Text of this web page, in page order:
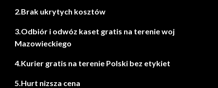
2.Brak ukrytych kosztów
3.Odbiór i odwóz kaset gratis na terenie woj
Mazowieckiego
4.Kurier gratis na terenie Polski bez etykiet
5.Hurt nizsza cena